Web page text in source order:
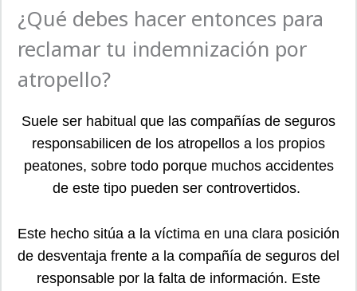
¿Qué debes hacer entonces para
reclamar tu indemnización por
atropello?
Suele ser habitual que las compañías de seguros
responsabilicen de los atropellos a los propios
peatones, sobre todo porque muchos accidentes
de este tipo pueden ser controvertidos.
Este hecho sitúa a la víctima en una clara posición
de desventaja frente a la compañía de seguros del
responsable por la falta de información. Este